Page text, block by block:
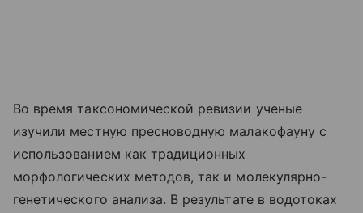
Во время таксономической ревизии ученые
изучили местную пресноводную малакофауну с
использованием как традиционных
морфологических методов, так и молекулярно-
генетического анализа. В результате в водотоках